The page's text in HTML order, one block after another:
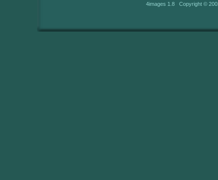
4images 1.8 Copyright ©